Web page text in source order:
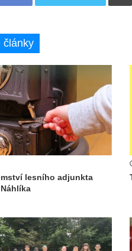
články
lesního adjunkta